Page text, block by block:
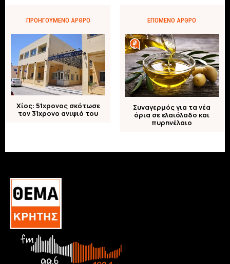
ΠΡΟΗΓΟΎΜΕΝΟ ΆΡΘΡΟ
Χίος: 51χρονος σκότωσε
τον 31χρονο ανιψιό του
ΕΠΌΜΕΝΟ ΆΡΘΡΟ
Συναγερμός για τα νέα
όρια σε ελαιόλαδο και
πυρηνέλαιο